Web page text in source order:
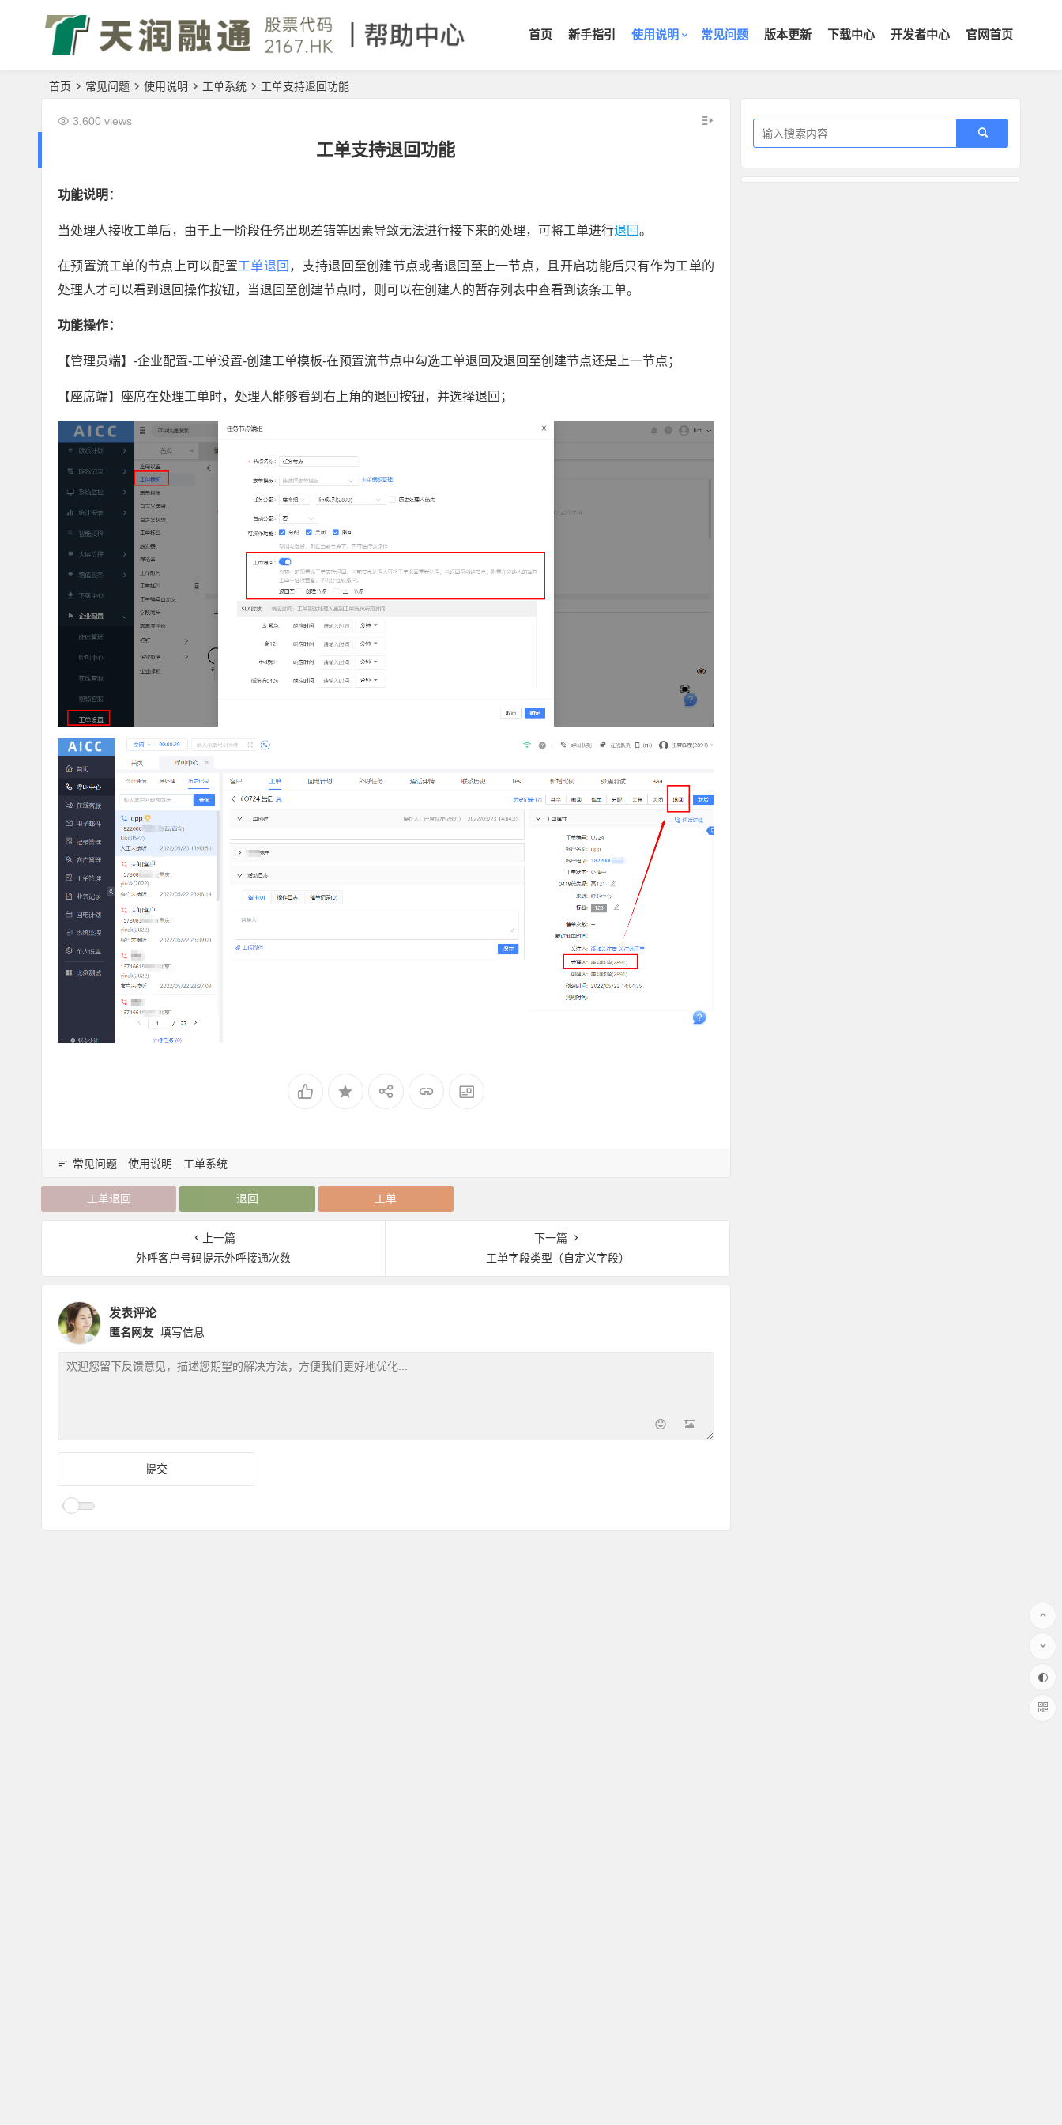
首页 新手指引 使用说明 常见问题 版本更新 下载中心 开发者中心 官网首页
首页 常见问题 使用说明 工单系统 工单支持退回功能
工单支持退回功能
3,600 views
功能说明：
当处理人接收工单后，由于上一阶段任务出现差错等因素导致无法进行接下来的处理，可将工单进行退回。
在预置流工单的节点上可以配置工单退回 ，支持退回至创建节点或者退回至上一节点，且开启功能后只有作为工单的
处理人才可以看到退回操作按钮，当退回至创建节点时，则可以在创建人的暂存列表中查看到该条工单。
功能操作：
【管理员端】-企业配置-工单设置-创建工单模板-在预置流节点中勾选工单退回及退回至创建节点还是上一节点；
【座席端】座席在处理工单时，处理人能够看到右上角的退回按钮，并选择退回；
常见问题 使用说明 工单系统
工单退回 退回 工单
上一篇
外呼客户号码提示外呼接通次数
下一篇
工单字段类型（自定义字段）
发表评论
匿名网友 填写信息